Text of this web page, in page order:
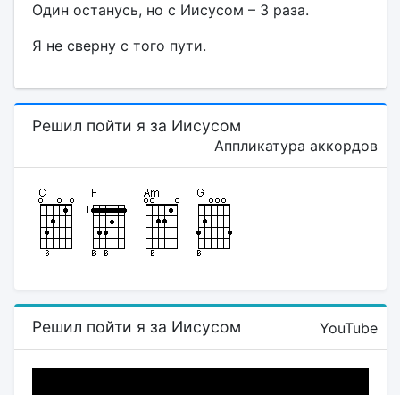
Один останусь, но с Иисусом – З раза.
Я не сверну с того пути.
Решил пойти я за Иисусом
Аппликатура аккордов
Решил пойти я за Иисусом YouTube